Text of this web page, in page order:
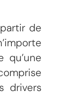
de
qu’une
drivers